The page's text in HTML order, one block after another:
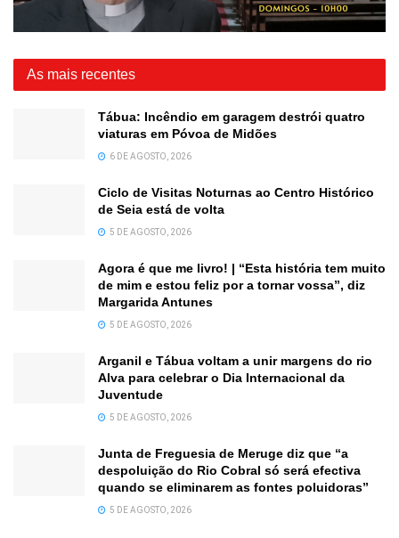
As mais recentes
Tábua: Incêndio em garagem destrói quatro
viaturas em Póvoa de Midões
6 DE AGOSTO, 2026
Ciclo de Visitas Noturnas ao Centro Histórico
de Seia está de volta
5 DE AGOSTO, 2026
Agora é que me livro! | “Esta história tem muito
de mim e estou feliz por a tornar vossa”, diz
Margarida Antunes
5 DE AGOSTO, 2026
Arganil e Tábua voltam a unir margens do rio
Alva para celebrar o Dia Internacional da
Juventude
5 DE AGOSTO, 2026
Junta de Freguesia de Meruge diz que “a
despoluição do Rio Cobral só será efectiva
quando se eliminarem as fontes poluidoras”
5 DE AGOSTO, 2026